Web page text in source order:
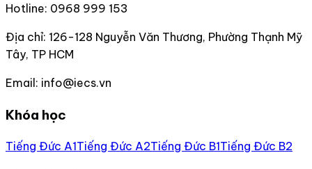
Hotline: 0968 999 153
Địa chỉ: 126-128 Nguyễn Văn Thương, Phường Thạnh Mỹ
Tây, TP HCM
Email: info@iecs.vn
Khóa học
Tiếng Đức A1Tiếng Đức A2Tiếng Đức B1Tiếng Đức B2